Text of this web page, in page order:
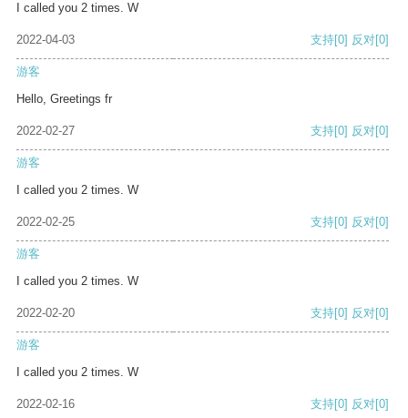
I called you 2 times. W
2022-04-03 支持[0] 反对[0]
游客
Hello, Greetings fr
2022-02-27 支持[0] 反对[0]
游客
I called you 2 times. W
2022-02-25 支持[0] 反对[0]
游客
I called you 2 times. W
2022-02-20 支持[0] 反对[0]
游客
I called you 2 times. W
2022-02-16 支持[0] 反对[0]